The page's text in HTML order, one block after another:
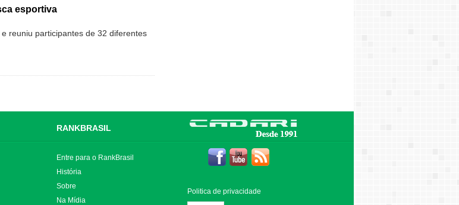
esportiva
reuniu participantes de 32 diferentes
RANKBRASIL
Entre para o RankBrasil
História
Sobre
Na Mídia
Politica de privacidade